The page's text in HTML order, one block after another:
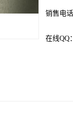
销售电话
在线QQ：